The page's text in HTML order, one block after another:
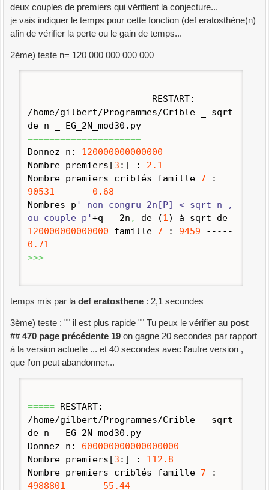
deux couples de premiers qui vérifient la conjecture...
je vais indiquer le temps pour cette fonction (def eratosthène(n)
afin de vérifier la perte ou le gain de temps...
2ème) teste n= 120 000 000 000 000
====================== RESTART:
/home/gilbert/Programmes/Crible _ sqrt
de n _ EG_2N_mod30. py
=====================
Donnez n: 120000000000000
Nombre premiers [3 : ] : 2.1
Nombre premiers criblés famille 7 :
90531
----- 0.68
Nombres p ' non congru 2n[P] < sqrt n ,
ou couple p'+q= 2n , de (1 )
à sqrt de
120000000000000 famille 7 : 9459 -----
0.71
>>>
temps mis par la def eratosthene : 2,1 secondes
3ème) teste : "" il est plus rapide "" Tu peux le vérifier au post
## 470 page précédente 19 on gagne 20 secondes par rapport
à la version actuelle ... et 40 secondes avec l'autre version ,
que l'on peut abandonner...
===== RESTART:
/home/gilbert/Programmes/Crible _ sqrt
de n _ EG_2N_mod30. py ====
Donnez n: 600000000000000000
Nombre premiers [3 : ] : 112.8
Nombre premiers criblés famille 7 :
4988801
----- 55.44